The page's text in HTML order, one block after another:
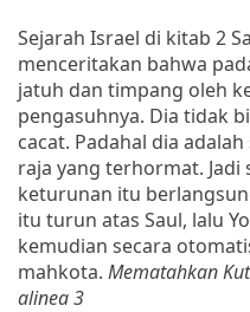
Sejarah Israel di kitab 2
menceritakan bahwa
jatuh dan timpang oleh
pengasuhnya. Dia tidak
cacat. Padahal dia
raja yang terhormat. Jadi
keturunan itu
itu turun atas Saul, lalu
kemudian secara
mahkota. Mematahkan
alinea 3